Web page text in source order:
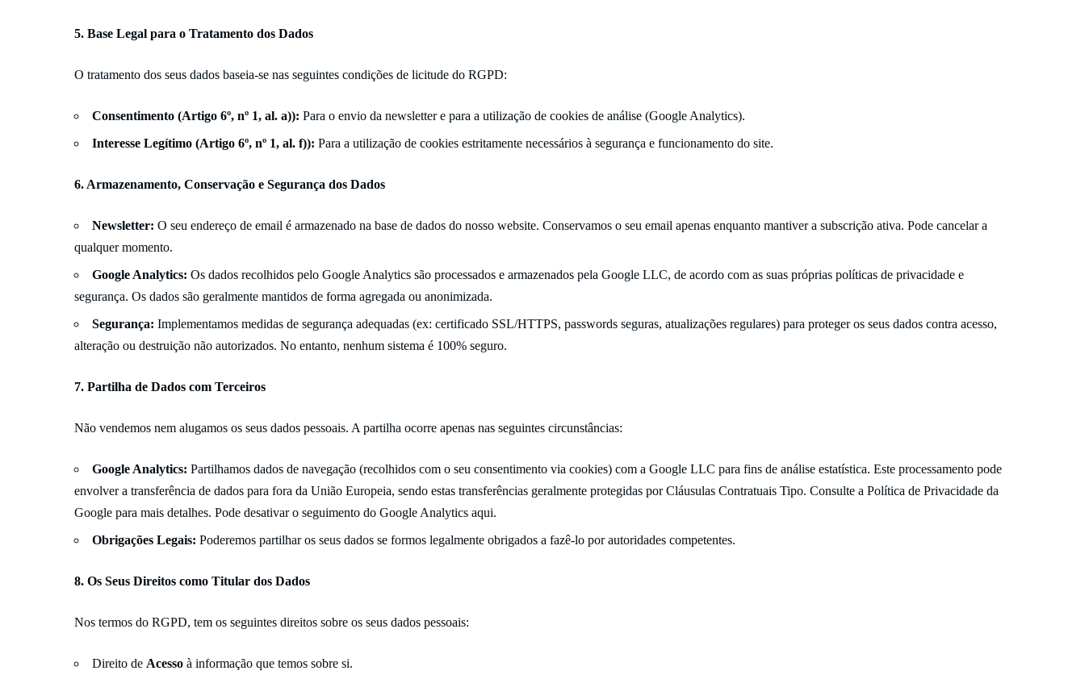
5. Base Legal para o Tratamento dos Dados
O tratamento dos seus dados baseia-se nas seguintes condições de licitude do RGPD:
Consentimento (Artigo 6º, nº 1, al. a)): Para o envio da newsletter e para a utilização de cookies de análise (Google Analytics).
Interesse Legítimo (Artigo 6º, nº 1, al. f)): Para a utilização de cookies estritamente necessários à segurança e funcionamento do site.
6. Armazenamento, Conservação e Segurança dos Dados
Newsletter: O seu endereço de email é armazenado na base de dados do nosso website. Conservamos o seu email apenas enquanto mantiver a subscrição ativa. Pode cancelar a
qualquer momento.
Google Analytics: Os dados recolhidos pelo Google Analytics são processados e armazenados pela Google LLC, de acordo com as suas próprias políticas de privacidade e
segurança. Os dados são geralmente mantidos de forma agregada ou anonimizada.
Segurança: Implementamos medidas de segurança adequadas (ex: certificado SSL/HTTPS, passwords seguras, atualizações regulares) para proteger os seus dados contra acesso,
alteração ou destruição não autorizados. No entanto, nenhum sistema é 100% seguro.
7. Partilha de Dados com Terceiros
Não vendemos nem alugamos os seus dados pessoais. A partilha ocorre apenas nas seguintes circunstâncias:
Google Analytics: Partilhamos dados de navegação (recolhidos com o seu consentimento via cookies) com a Google LLC para fins de análise estatística. Este processamento pode
envolver a transferência de dados para fora da União Europeia, sendo estas transferências geralmente protegidas por Cláusulas Contratuais Tipo. Consulte a Política de Privacidade da
Google para mais detalhes. Pode desativar o seguimento do Google Analytics aqui.
Obrigações Legais: Poderemos partilhar os seus dados se formos legalmente obrigados a fazê-lo por autoridades competentes.
8. Os Seus Direitos como Titular dos Dados
Nos termos do RGPD, tem os seguintes direitos sobre os seus dados pessoais:
Direito de Acesso à informação que temos sobre si.